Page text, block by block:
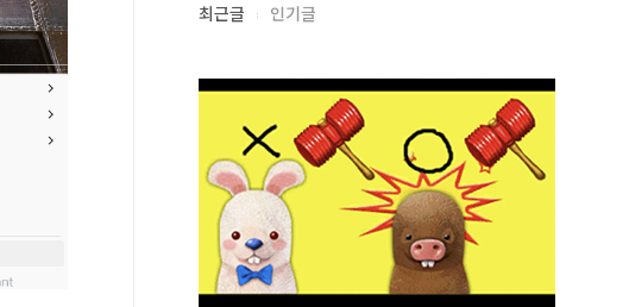
최근글 인기글